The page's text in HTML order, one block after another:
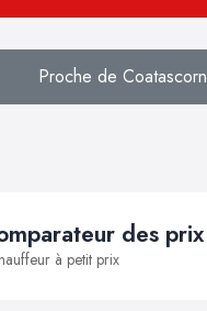
Proche de Coatascorn
des prix
à petit prix